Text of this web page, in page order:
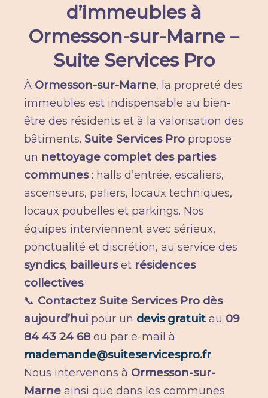
d’immeubles à
Ormesson-sur-Marne –
Suite Services Pro
À Ormesson-sur-Marne, la propreté des
immeubles est indispensable au bien-
être des résidents et à la valorisation des
bâtiments. Suite Services Pro propose
un nettoyage complet des parties
communes: halls d’entrée, escaliers,
ascenseurs, paliers, locaux techniques,
locaux poubelles et parkings. Nos
équipes interviennent avec sérieux,
ponctualité et discrétion, au service des
syndics, bailleurset résidences
collectives.
📞 Contactez Suite Services Pro dès
aujourd’hui pour un devis gratuit au 09
84 43 24 68 ou par e-mail à
mademande@suiteservicespro.fr.
Nous intervenons à Ormesson-sur-
Marne ainsi que dans les communes